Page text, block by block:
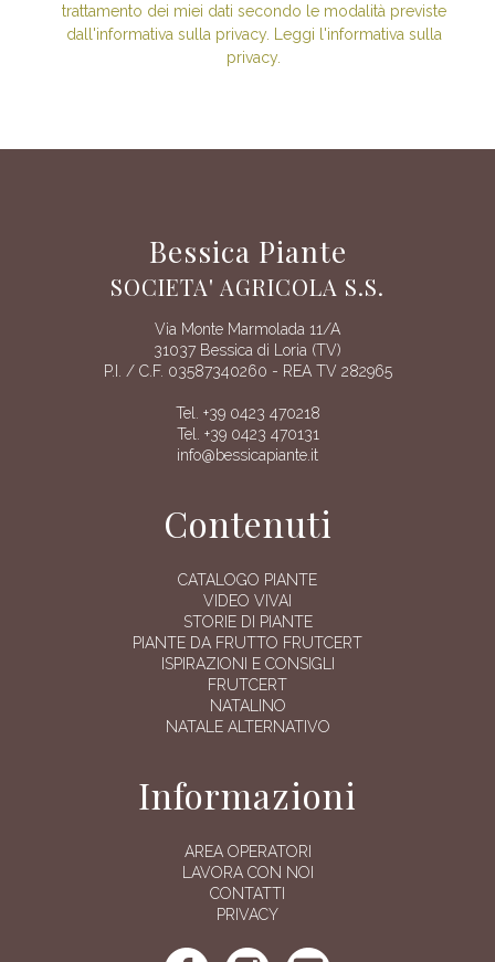
trattamento dei miei dati secondo le modalità previste
dall'informativa sulla privacy. Leggi l'informativa sulla
privacy.
Bessica Piante
SOCIETA' AGRICOLA S.S.
Via Monte Marmolada 11/A
31037 Bessica di Loria (TV)
P.I. / C.F. 03587340260 - REA TV 282965
Tel. +39 0423 470218
Tel. +39 0423 470131
info@bessicapiante.it
Contenuti
CATALOGO PIANTE
VIDEO VIVAI
STORIE DI PIANTE
PIANTE DA FRUTTO FRUTCERT
ISPIRAZIONI E CONSIGLI
FRUTCERT
NATALINO
NATALE ALTERNATIVO
Informazioni
AREA OPERATORI
LAVORA CON NOI
CONTATTI
PRIVACY